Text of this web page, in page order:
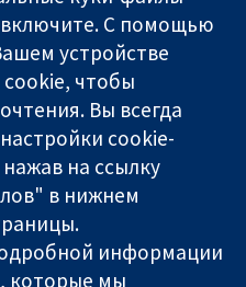
нами
Новости
Пресс-
служба
О нас
Работа
Cochrane
Library
(no. 1045921) and a
03044323) registered in
включите. С помощью
устройстве
cookie, чтобы
Вы всегда
cookie-
на ссылку
в нижнем
информации
которые мы